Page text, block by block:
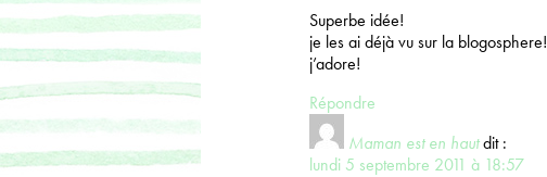
Superbe idée!
je les ai déjà vu sur la blogosphere!
j’adore!
Répondre
Maman est en haut dit :
lundi 5 septembre 2011 à 18:57